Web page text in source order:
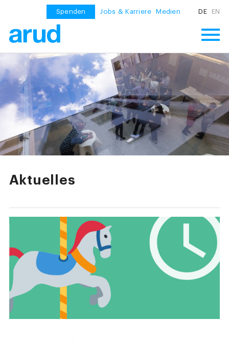
Spenden Jobs & Karriere Medien DE EN
Aktuelles